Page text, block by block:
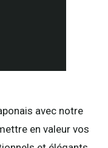
avec notre
en valeur vos